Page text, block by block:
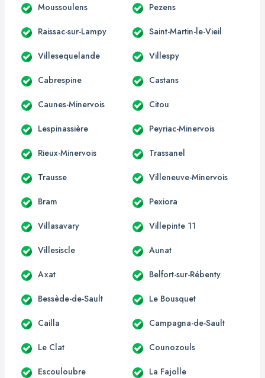
Moussoulens Pezens
Raissac-sur-Lampy Saint-Martin-le-Vieil
Villesequelande Villespy
Cabrespine Castans
Caunes-Minervois Citou
Lespinassière Peyriac-Minervois
Rieux-Minervois Trassanel
Trausse Villeneuve-Minervois
Bram Pexiora
Villasavary Villepinte 11
Villesiscle Aunat
Axat Belfort-sur-Rébenty
Bessède-de-Sault Le Bousquet
Cailla Campagna-de-Sault
Le Clat Counozouls
Escouloubre La Fajolle